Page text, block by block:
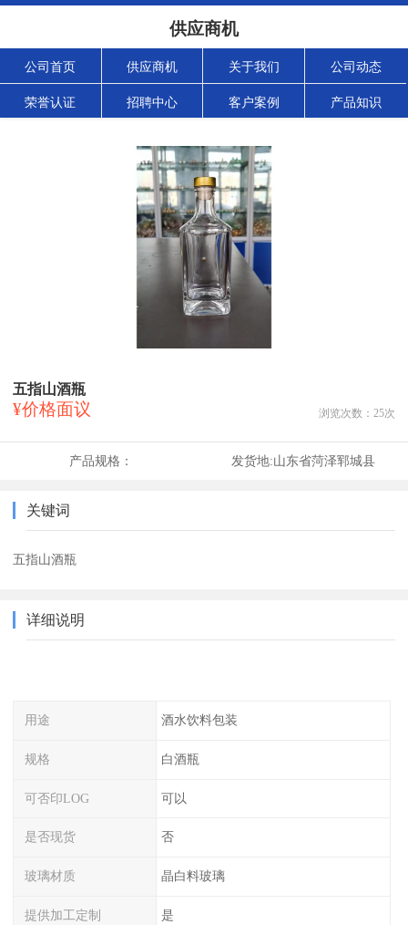
供应商机
公司首页 供应商机 关于我们 公司动态
荣誉认证 招聘中心 客户案例 产品知识
五指山酒瓶
¥价格面议 浏览次数： 25次
产品规格： 发货地:山东省菏泽郓城县
关键词
五指山酒瓶
详细说明
用途 酒水饮料包装
规格 白酒瓶
可否印LOG 可以
是否现货 否
玻璃材质 晶白料玻璃
提供加工定制 是